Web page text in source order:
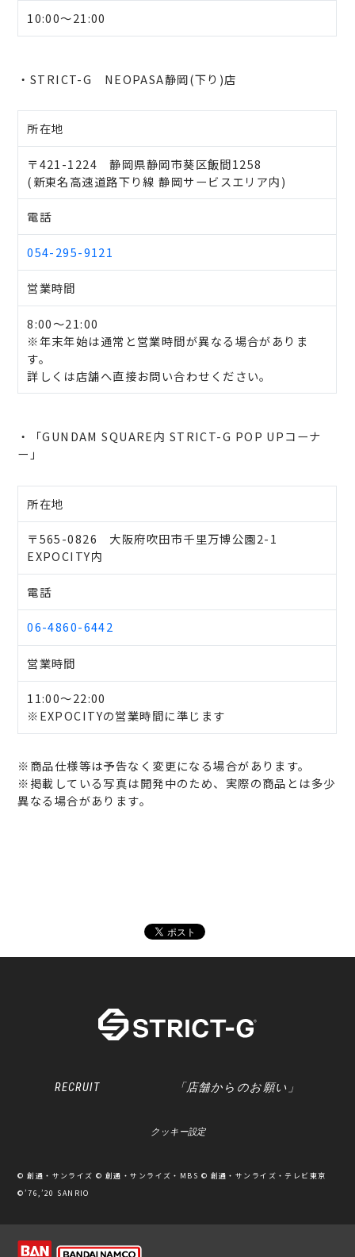
10:00～21:00
・STRICT-G NEOPASA静岡(下り)店
所在地
〒421-1224 静岡県静岡市葵区飯間1258
(新東名高速道路下り線 静岡サービスエリア内)
電話
054-295-9121
営業時間
8:00～21:00
※年末年始は通常と営業時間が異なる場合がありま
す。
詳しくは店舗へ直接お問い合わせください。
・「GUNDAM SQUARE内 STRICT-G POP UPコーナ
ー」
所在地
〒565-0826 大阪府吹田市千里万博公園2-1
EXPOCITY内
電話
06-4860-6442
営業時間
11:00〜22:00
※EXPOCITYの営業時間に準じます
※商品仕様等は予告なく変更になる場合があります。
※掲載している写真は開発中のため、実際の商品とは多少
異なる場合があります。
RECRUIT 「店舗からのお願い」
クッキー設定
© 創通・サンライズ © 創通・サンライズ・MBS © 創通・サンライズ・テレビ東京
©’76,’20 SANRIO